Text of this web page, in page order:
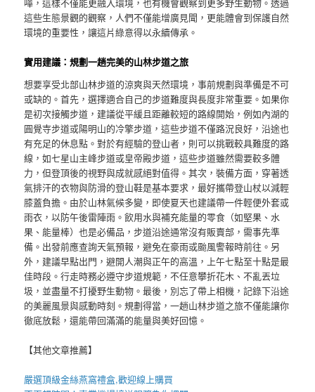
嘩，這樣不僅能更融入環境，也有機會觀察到更多野生動物。透過
這些生態景觀的觀察，人們不僅能增廣見聞，更能體會到保護自然
環境的重要性，讓這片綠意得以永續傳承。
實用建議：規劃一趟完美的山林步道之旅
想要享受北部山林步道的涼爽與天然環境，事前規劃與準備是不可
或缺的。首先，選擇適合自己的步道難度與長度非常重要。如果你
是初次接觸步道，建議從平緩且距離較短的路線開始，例如內湖的
圓覺寺步道或陽明山的冷擎步道，這些步道不僅路況良好，沿途也
有充足的休息點。對於有經驗的登山者，則可以挑戰較具難度的路
線，如七星山主峰步道或皇帝殿步道，這些步道雖然需要較多體
力，但登頂後的視野與成就感絕對值得。其次，裝備方面，穿著透
氣排汗的衣物與防滑的登山鞋是基本要求，最好攜帶登山杖以減輕
膝蓋負擔。由於山林氣候多變，即使夏天也建議帶一件輕便外套或
雨衣，以防午後雷陣雨。飲用水與補充能量的零食（如堅果、水
果、能量棒）也是必備品，步道沿途通常沒有販賣部，需事先準
備。出發前應查詢天氣預報，避免在豪雨或颱風警報時前往。另
外，建議早點出門，避開人潮與正午的高溫，上午七點至十點是最
佳時段。行走時務必遵守步道規範，不任意攀折花木、不亂丟垃
圾，並盡量不打擾野生動物。最後，別忘了帶上相機，記錄下沿途
的美麗風景與感動時刻。規劃得當，一趟山林步道之旅不僅能讓你
徹底放鬆，還能帶回滿滿的能量與美好回憶。
【其他文章推薦】
嚴選頂級金絲燕窩禮盒,歡迎線上購買